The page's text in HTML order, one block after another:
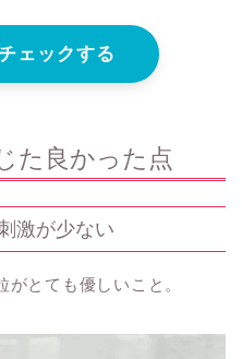
ェックする
た良かった点
激が少ない
とても優しいこと。